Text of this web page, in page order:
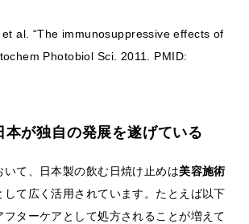
al. “The immunosuppressive effects of
Photobiol Sci. 2011. PMID:
本が独自の発展を遂げている
いて、日本製の飲む日焼け止めは美容施術
して広く活用されています。たとえば以下
ターケアとして処方されることが増えて